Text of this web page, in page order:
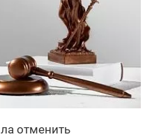
отменить